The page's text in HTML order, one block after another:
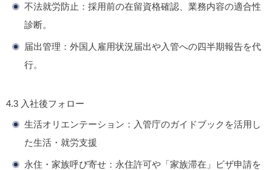
不法就労防止 ：採用前の在留資格確認、業務内容の適合性
診断。
届出管理 ：外国人雇用状況届出や入管への四半期報告を代
行。
4.3 入社後フォロー
生活オリエンテーション ：入管庁のガイドブックを活用し
た生活・就労支援
永住・家族呼び寄せ ：永住許可や「家族滞在」ビザ申請を